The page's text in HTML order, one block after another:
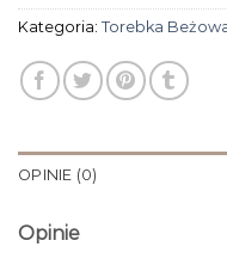
Kategoria: Torebka
OPINIE (0)
Opinie